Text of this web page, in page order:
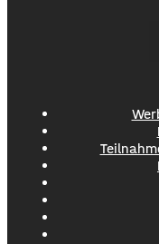
Gummistiefeln und
am Donnerstag